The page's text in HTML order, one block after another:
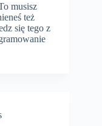
musisz
też
się tego z